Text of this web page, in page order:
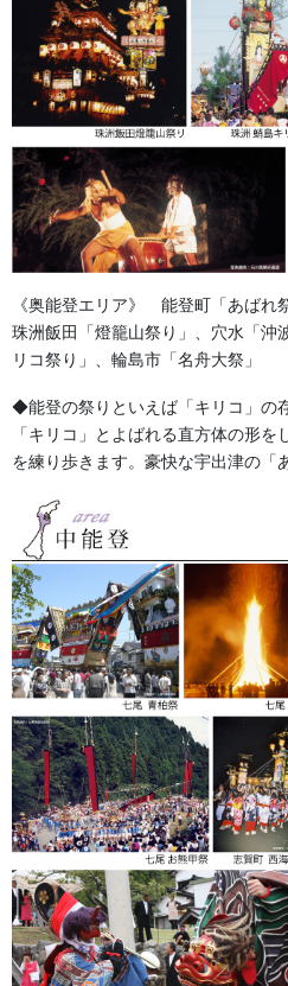
H07-
生地 綿
サイズ 巾約90ｃｍ
赤色もござ
価格：3,000円 （
運賃は別途に必要
《奥能登エリア》 能登町「あばれ
珠洲飯田「燈籠山祭り」、穴水「沖
リコ祭り」、輪島市「名舟大祭」
◆能登の祭りといえば「キリコ」の
「キリコ」とよばれる直方体の形
を練り歩きます。豪快な宇出津の「